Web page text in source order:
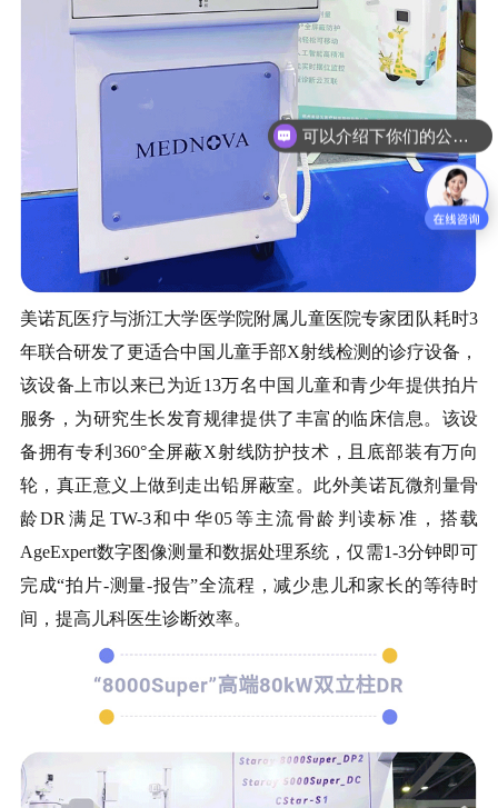
美诺瓦医疗与浙江大学医学院附属儿童医院专家团队耗时3
年联合研发了更适合中国儿童手部X射线检测的诊疗设备，
该设备上市以来已为近13万名中国儿童和青少年提供拍片
服务，为研究生长发育规律提供了丰富的临床信息。该设
备拥有专利360°全屏蔽X射线防护技术，且底部装有万向
轮，真正意义上做到走出铅屏蔽室。此外美诺瓦微剂量骨
龄DR满足TW-3和中华05等主流骨龄判读标准，搭载
AgeExpert数字图像测量和数据处理系统，仅需1-3分钟即可
完成“拍片-测量-报告”全流程，减少患儿和家长的等待时
间，提高儿科医生诊断效率。
可以介绍下你们的公司么？